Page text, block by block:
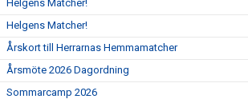
Helgens Matcher!
Helgens Matcher!
Årskort till Herrarnas Hemmamatcher
Årsmöte 2026 Dagordning
Sommarcamp 2026